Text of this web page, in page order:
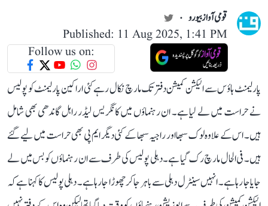
قومی آواز بیورو
Published: 11 Aug 2025, 1:41 PM
Follow us on:
پارلیمنٹ ہاؤس سے الیکشن کمیشن دفتر تک مارچ نکال رہے کئی اراکین پارلیمنٹ کو پولیس
نے حراست میں لے لیا ہے۔ ان رہنماؤں میں کانگریس لیڈر راہل گاندھی بھی شامل
ہیں۔ اس کے علاوہ لوک سبھا اور راجیہ سبھا کے کئی دیگر ایم پی بھی حراست میں لیے گئے
ہیں۔ فی الحال مارچ رک گیا ہے۔ دہلی پولیس کی طرف سے ان رہنماؤں کو بس میں لے
جایا جا رہا ہے۔ انہیں سینٹرل دہلی سے باہر جاکر چھوڑا جا رہا ہے۔ دہلی پولیس کا کہنا ہے کہ